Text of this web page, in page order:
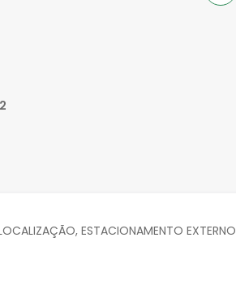
ESTACIONAMENTO EXTERNO